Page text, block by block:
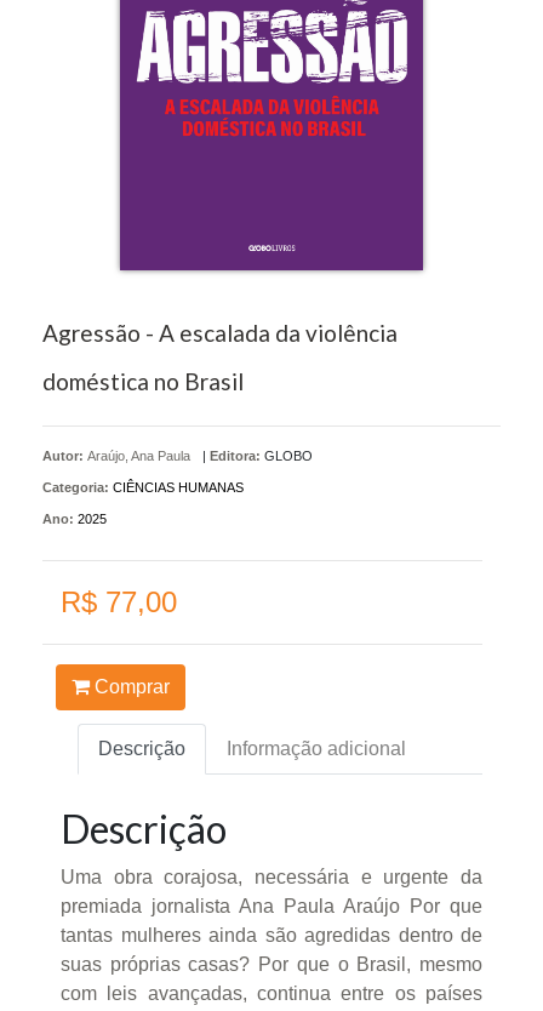
Agressão - A escalada da violência
doméstica no Brasil
Autor: Araújo, Ana Paula | Editora: GLOBO
Categoria: CIÊNCIAS HUMANAS
Ano: 2025
R$ 77,00
Comprar
Descrição Informação adicional
Descrição
Uma obra corajosa, necessária e urgente da
premiada jornalista Ana Paula Araújo Por que
tantas mulheres ainda são agredidas dentro de
suas próprias casas? Por que o Brasil, mesmo
com leis avançadas, continua entre os países